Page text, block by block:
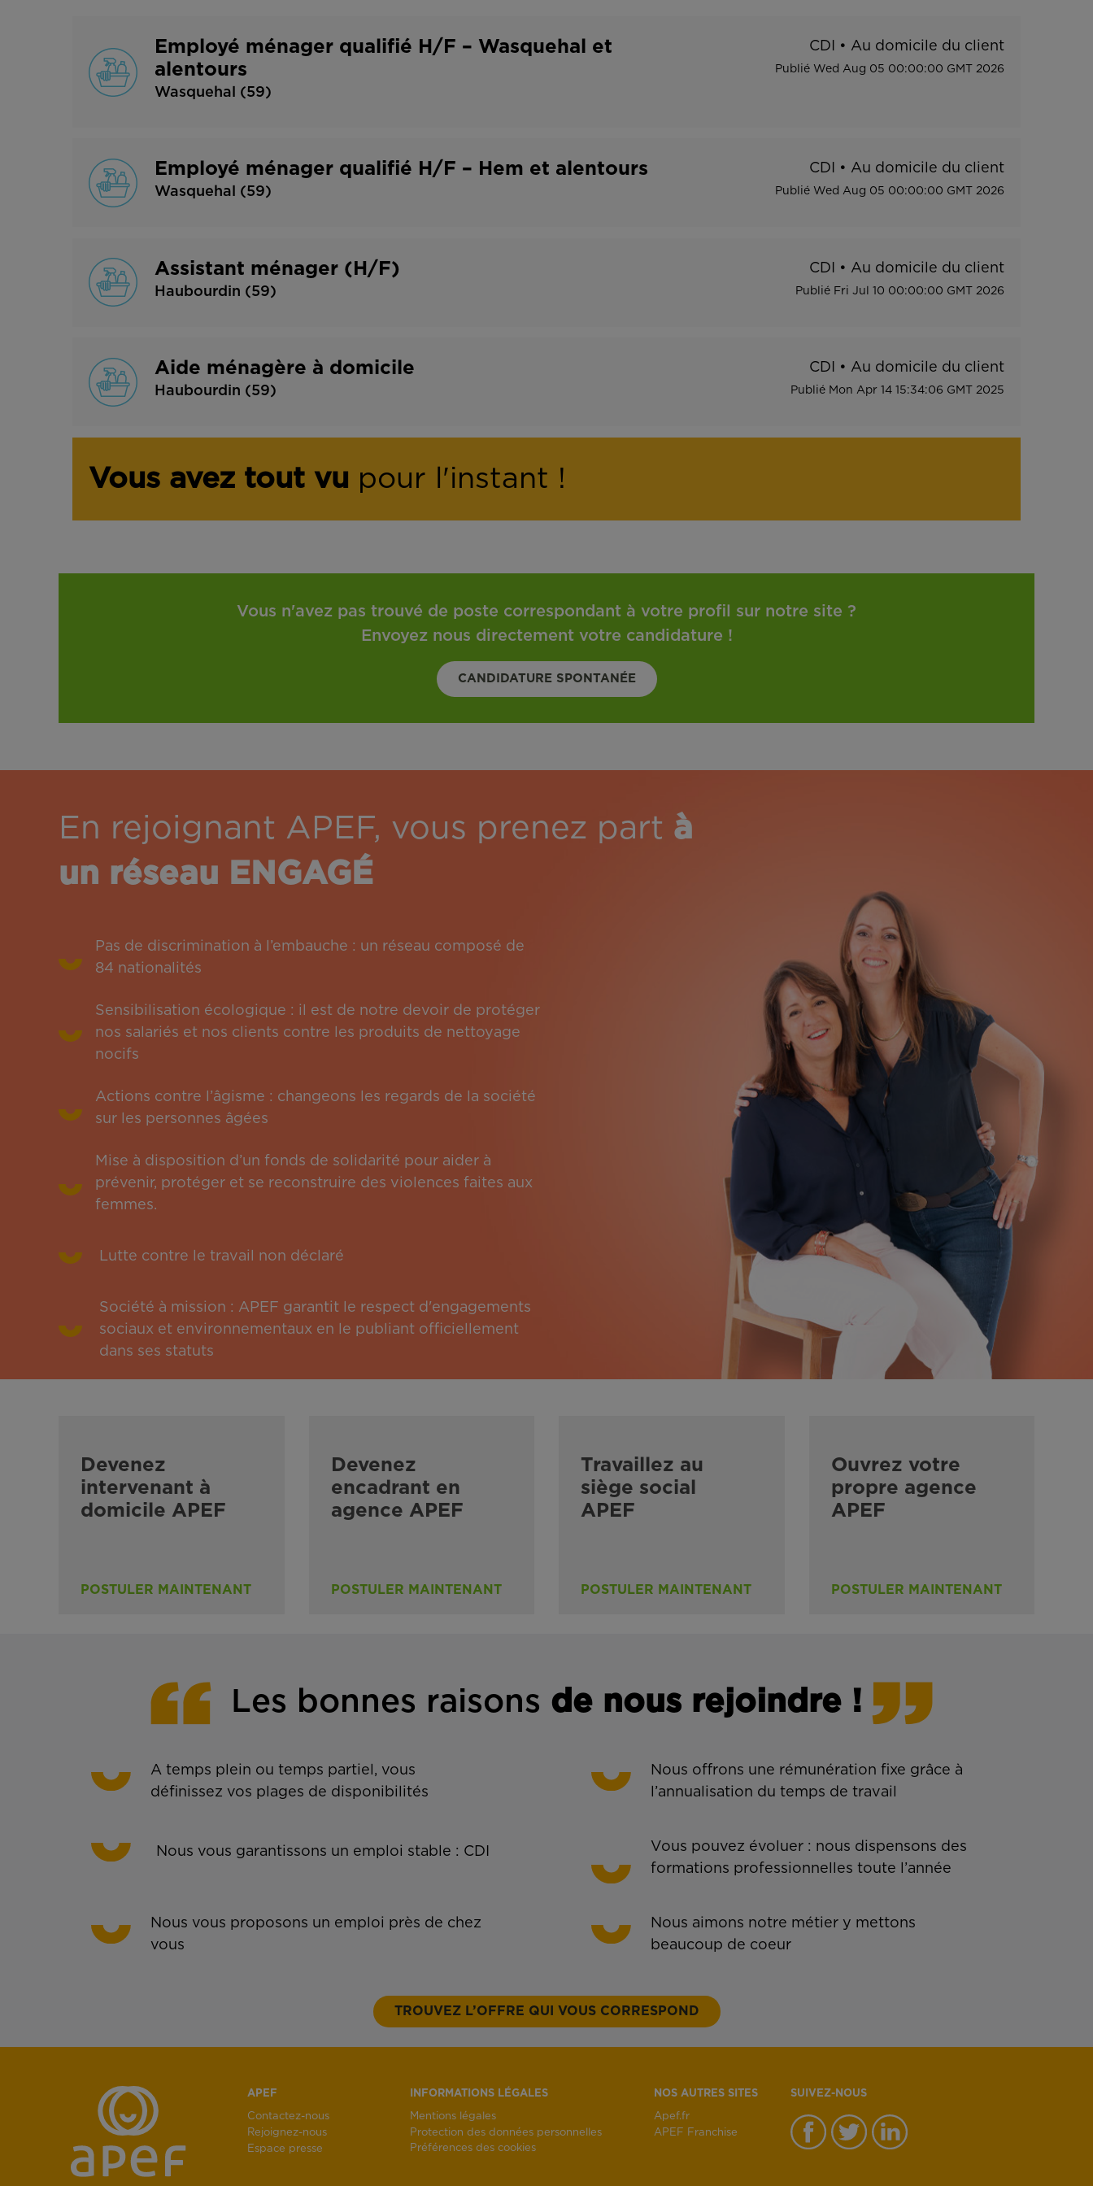
t
l
Employé ménager qualifié H/F – Wasquehal et
alentours
Wasquehal (59)
CDI • Au domicile du client
Publié Wed Aug 05 00:00:00 GMT 2026
Employé ménager qualifié H/F – Hem et alentours
Wasquehal (59)
CDI • Au domicile du client
Publié Wed Aug 05 00:00:00 GMT 2026
Assistant ménager (H/F)
Haubourdin (59)
CDI • Au domicile du client
Publié Fri Jul 10 00:00:00 GMT 2026
Aide ménagère à domicile
Haubourdin (59)
CDI • Au domicile du client
Publié Mon Apr 14 15:34:06 GMT 2025
Vous avez tout vu pour l'instant !
Vous n'avez pas trouvé de poste correspondant à votre profil sur notre site ?
Envoyez nous directement votre candidature !
CANDIDATURE SPONTANÉE
En rejoignant APEF, vous prenez part à
un réseau ENGAGÉ
Pas de discrimination à l’embauche : un réseau composé de
84 nationalités
Sensibilisation écologique : il est de notre devoir de protéger
nos salariés et nos clients contre les produits de nettoyage
nocifs
Actions contre l’âgisme : changeons les regards de la société
sur les personnes âgées
Mise à disposition d’un fonds de solidarité pour aider à
prévenir, protéger et se reconstruire des violences faites aux
femmes.
Lutte contre le travail non déclaré
Société à mission : APEF garantit le respect d'engagements
sociaux et environnementaux en le publiant officiellement
dans ses statuts
Devenez
intervenant à
domicile APEF
POSTULER MAINTENANT
Devenez
encadrant en
agence APEF
POSTULER MAINTENANT
Travaillez au
siège social
APEF
POSTULER MAINTENANT
Ouvrez votre
propre agence
APEF
POSTULER MAINTENANT
Les bonnes raisons de nous rejoindre !
A temps plein ou temps partiel, vous
définissez vos plages de disponibilités
Nous offrons une rémunération fixe grâce à
l’annualisation du temps de travail
Nous vous garantissons un emploi stable : CDI
Vous pouvez évoluer : nous dispensons des
formations professionnelles toute l’année
Nous vous proposons un emploi près de chez
vous
Nous aimons notre métier y mettons
beaucoup de coeur
TROUVEZ L’OFFRE QUI VOUS CORRESPOND
APEF
Contactez-nous
Rejoignez-nous
Espace presse
INFORMATIONS LÉGALES
Mentions légales
Protection des données personnelles
Préférences des cookies
NOS AUTRES SITES
Apef.fr
APEF Franchise
SUIVEZ-NOUS